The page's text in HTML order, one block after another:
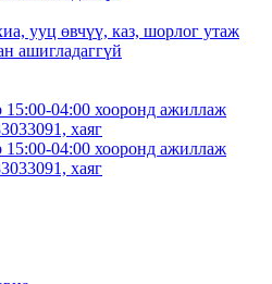
ууц өвчүү, каз, шорлог утаж
ашигладаггүй
04:00 хооронд ажиллаж
хаяг
04:00 хооронд ажиллаж
хаяг